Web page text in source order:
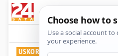
USKORO NASTUPA U ARENI